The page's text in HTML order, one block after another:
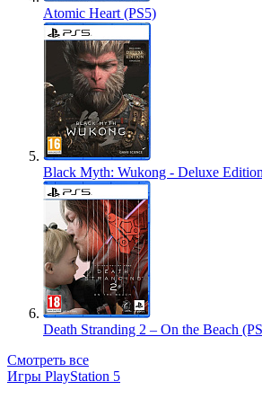
Atomic Heart (PS5)
Black Myth: Wukong - Deluxe
Death Stranding 2 – On the Beach
Смотреть все
Игры PlayStation 5